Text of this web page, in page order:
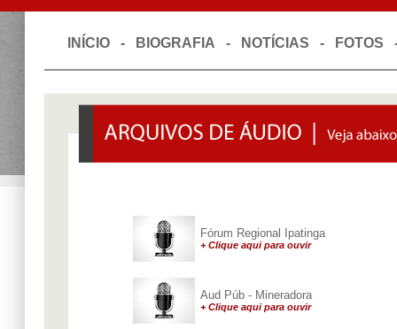
INÍCIO - BIOGRAFIA - NOTÍCIAS - FOTOS
Fórum Regional Ipatinga
+ Clique aqui para ouvir
Aud Púb - Mineradora
+ Clique aqui para ouvir